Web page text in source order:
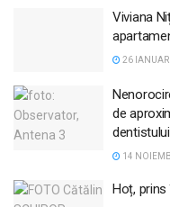
Viviana
26
de
dentistului
14
Hoț,